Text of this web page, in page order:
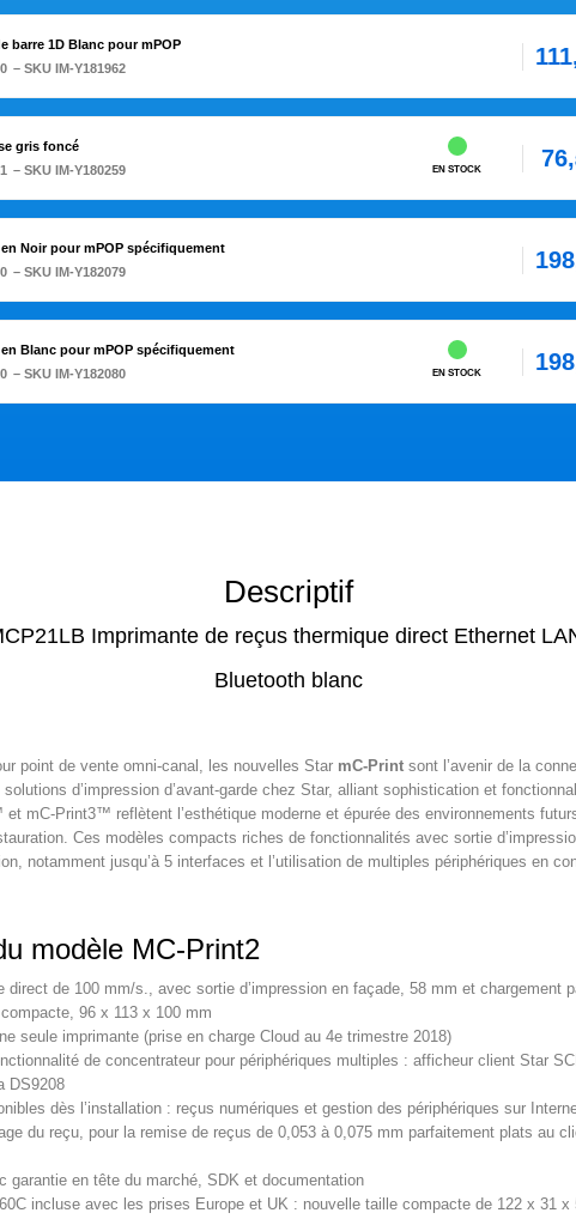
barre 1D Blanc pour mPOP
– SKU IM-Y181962
gris foncé
– SKU IM-Y180259 EN STOCK 76,
Noir pour mPOP spécifiquement
– SKU IM-Y182079
Blanc pour mPOP spécifiquement
– SKU IM-Y182080 EN STOCK
Descriptif
Imprimante de reçus thermique direct Ethernet
Bluetooth blanc
point de vente omni-canal, les nouvelles Star mC-Printsont l’avenir de la
d’impression d’avant-garde chez Star, alliant sophistication et
mC-Print3™ reflètent l’esthétique moderne et épurée des environnements
Ces modèles compacts riches de fonctionnalités avec sortie
notamment jusqu’à 5 interfaces et l’utilisation de multiples périphériques en
modèle MC-Print2
direct de 100 mm/s., avec sortie d’impression en façade, 58 mm et chargement
96 x 113 x 100 mm
seule imprimante (prise en charge Cloud au 4e trimestre 2018)
de concentrateur pour périphériques multiples : afficheur client Star
DS9208
dès l’installation : reçus numériques et gestion des périphériques sur
du reçu, pour la remise de reçus de 0,053 à 0,075 mm parfaitement plats au
garantie en tête du marché, SDK et documentation
incluse avec les prises Europe et UK : nouvelle taille compacte de 122 x 31 x